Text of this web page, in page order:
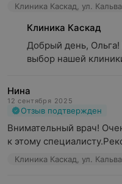
Клиника Каскад, ул.
Клиника Каскад
Добрый день,
выбор нашей
Нина
12 сентября 2025
Отзыв подтвержден
Внимательный врач!
к этому
Клиника Каскад, ул.